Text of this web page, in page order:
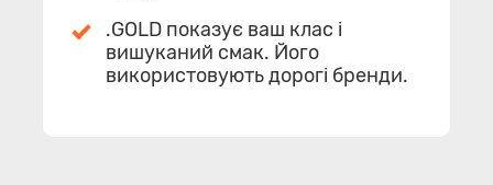
.GOLD показує ваш клас і
вишуканий смак. Його
використовують дорогі бренди.